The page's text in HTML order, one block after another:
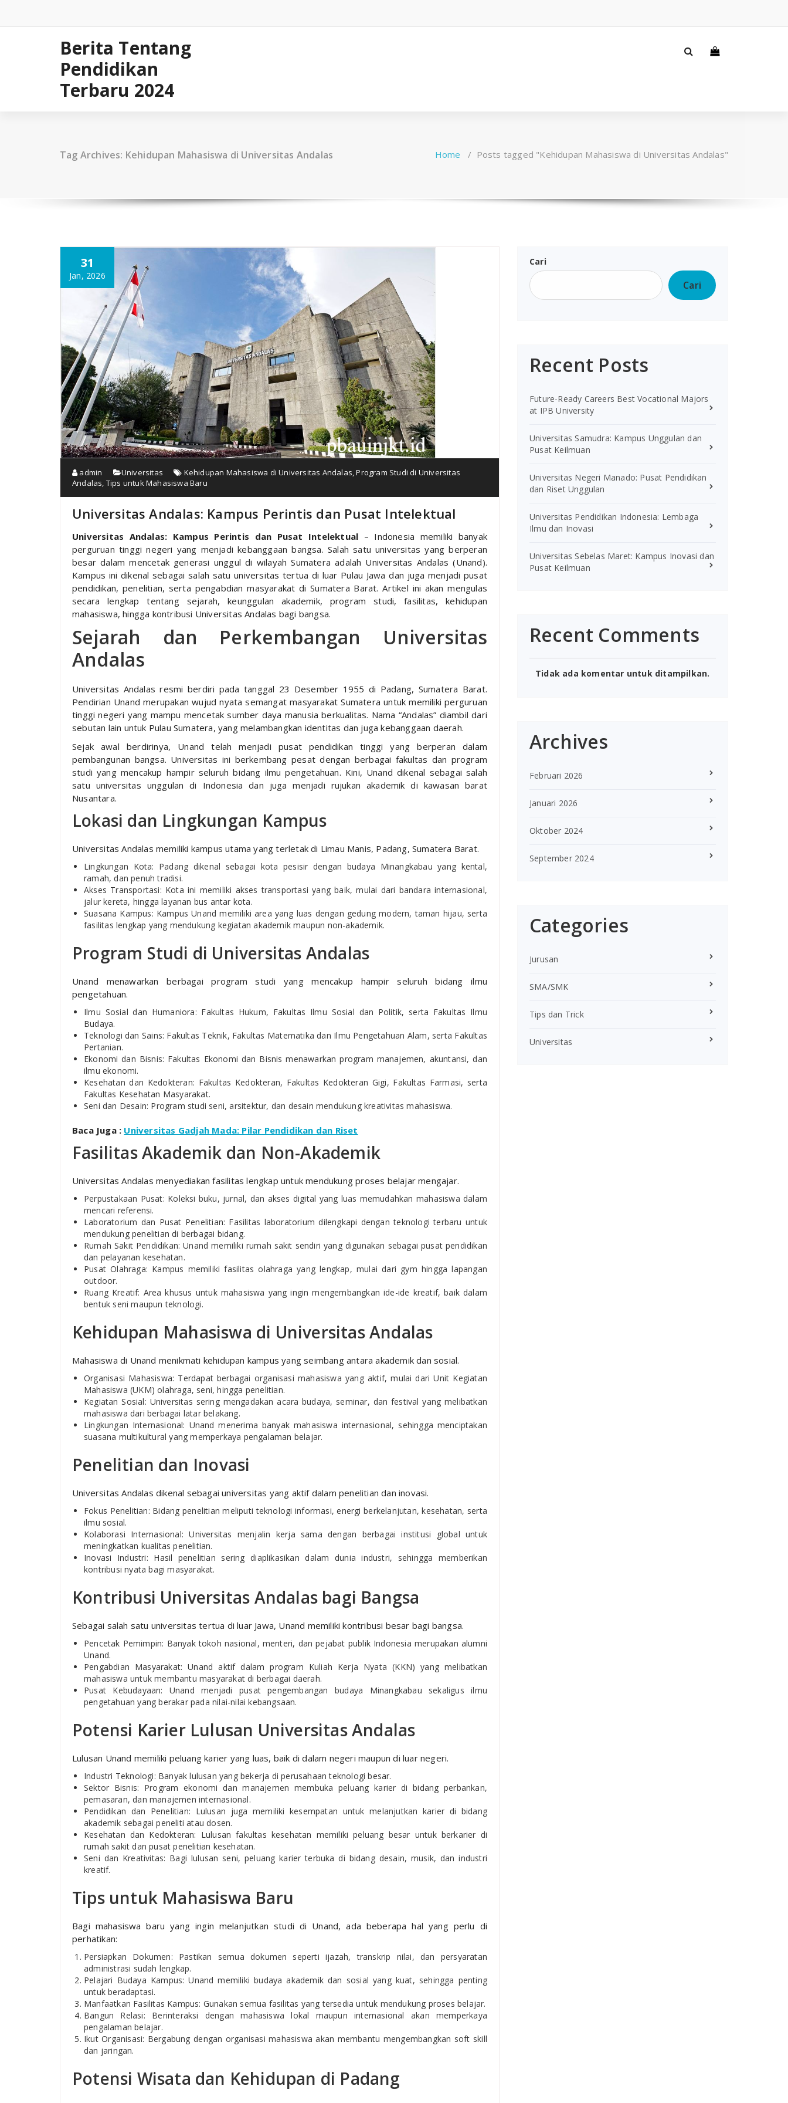
content
Berita Tentang
Pendidikan
Terbaru 2024
Tag Archives: Kehidupan Mahasiswa di Universitas Andalas Home / Posts tagged "Kehidupan Mahasiswa di Universitas Andalas"
31
Jan, 2026
admin Universitas Kehidupan Mahasiswa di Universitas Andalas,Program Studi di Universitas
Andalas, Tips untuk Mahasiswa Baru
Universitas Andalas: Kampus Perintis dan Pusat Intelektual
Universitas Andalas: Kampus Perintis dan Pusat Intelektual – Indonesia memiliki banyak
perguruan tinggi negeri yang menjadi kebanggaan bangsa. Salah satu universitas yang berperan
besar dalam mencetak generasi unggul di wilayah Sumatera adalah Universitas Andalas (Unand).
Kampus ini dikenal sebagai salah satu universitas tertua di luar Pulau Jawa dan juga menjadi pusat
pendidikan, penelitian, serta pengabdian masyarakat di Sumatera Barat. Artikel ini akan mengulas
secara lengkap tentang sejarah, keunggulan akademik, program studi, fasilitas, kehidupan
mahasiswa, hingga kontribusi Universitas Andalas bagi bangsa.
Sejarah dan Perkembangan Universitas
Andalas
Universitas Andalas resmi berdiri pada tanggal 23 Desember 1955 di Padang, Sumatera Barat.
Pendirian Unand merupakan wujud nyata semangat masyarakat Sumatera untuk memiliki perguruan
tinggi negeri yang mampu mencetak sumber daya manusia berkualitas. Nama “Andalas” diambil dari
sebutan lain untuk Pulau Sumatera, yang melambangkan identitas dan juga kebanggaan daerah.
Sejak awal berdirinya, Unand telah menjadi pusat pendidikan tinggi yang berperan dalam
pembangunan bangsa. Universitas ini berkembang pesat dengan berbagai fakultas dan program
studi yang mencakup hampir seluruh bidang ilmu pengetahuan. Kini, Unand dikenal sebagai salah
satu universitas unggulan di Indonesia dan juga menjadi rujukan akademik di kawasan barat
Nusantara.
Lokasi dan Lingkungan Kampus
Universitas Andalas memiliki kampus utama yang terletak di Limau Manis, Padang, Sumatera Barat.
Lingkungan Kota: Padang dikenal sebagai kota pesisir dengan budaya Minangkabau yang kental,
ramah, dan penuh tradisi.
Akses Transportasi: Kota ini memiliki akses transportasi yang baik, mulai dari bandara internasional,
jalur kereta, hingga layanan bus antar kota.
Suasana Kampus: Kampus Unand memiliki area yang luas dengan gedung modern, taman hijau, serta
fasilitas lengkap yang mendukung kegiatan akademik maupun non-akademik.
Program Studi di Universitas Andalas
Unand menawarkan berbagai program studi yang mencakup hampir seluruh bidang ilmu
pengetahuan.
Ilmu Sosial dan Humaniora: Fakultas Hukum, Fakultas Ilmu Sosial dan Politik, serta Fakultas Ilmu
Budaya.
Teknologi dan Sains: Fakultas Teknik, Fakultas Matematika dan Ilmu Pengetahuan Alam, serta Fakultas
Pertanian.
Ekonomi dan Bisnis: Fakultas Ekonomi dan Bisnis menawarkan program manajemen, akuntansi, dan
ilmu ekonomi.
Kesehatan dan Kedokteran: Fakultas Kedokteran, Fakultas Kedokteran Gigi, Fakultas Farmasi, serta
Fakultas Kesehatan Masyarakat.
Seni dan Desain: Program studi seni, arsitektur, dan desain mendukung kreativitas mahasiswa.
Baca Juga : Universitas Gadjah Mada: Pilar Pendidikan dan Riset
Fasilitas Akademik dan Non-Akademik
Universitas Andalas menyediakan fasilitas lengkap untuk mendukung proses belajar mengajar.
Perpustakaan Pusat: Koleksi buku, jurnal, dan akses digital yang luas memudahkan mahasiswa dalam
mencari referensi.
Laboratorium dan Pusat Penelitian: Fasilitas laboratorium dilengkapi dengan teknologi terbaru untuk
mendukung penelitian di berbagai bidang.
Rumah Sakit Pendidikan: Unand memiliki rumah sakit sendiri yang digunakan sebagai pusat pendidikan
dan pelayanan kesehatan.
Pusat Olahraga: Kampus memiliki fasilitas olahraga yang lengkap, mulai dari gym hingga lapangan
outdoor.
Ruang Kreatif: Area khusus untuk mahasiswa yang ingin mengembangkan ide-ide kreatif, baik dalam
bentuk seni maupun teknologi.
Kehidupan Mahasiswa di Universitas Andalas
Mahasiswa di Unand menikmati kehidupan kampus yang seimbang antara akademik dan sosial.
Organisasi Mahasiswa: Terdapat berbagai organisasi mahasiswa yang aktif, mulai dari Unit Kegiatan
Mahasiswa (UKM) olahraga, seni, hingga penelitian.
Kegiatan Sosial: Universitas sering mengadakan acara budaya, seminar, dan festival yang melibatkan
mahasiswa dari berbagai latar belakang.
Lingkungan Internasional: Unand menerima banyak mahasiswa internasional, sehingga menciptakan
suasana multikultural yang memperkaya pengalaman belajar.
Penelitian dan Inovasi
Universitas Andalas dikenal sebagai universitas yang aktif dalam penelitian dan inovasi.
Fokus Penelitian: Bidang penelitian meliputi teknologi informasi, energi berkelanjutan, kesehatan, serta
ilmu sosial.
Kolaborasi Internasional: Universitas menjalin kerja sama dengan berbagai institusi global untuk
meningkatkan kualitas penelitian.
Inovasi Industri: Hasil penelitian sering diaplikasikan dalam dunia industri, sehingga memberikan
kontribusi nyata bagi masyarakat.
Kontribusi Universitas Andalas bagi Bangsa
Sebagai salah satu universitas tertua di luar Jawa, Unand memiliki kontribusi besar bagi bangsa.
Pencetak Pemimpin: Banyak tokoh nasional, menteri, dan pejabat publik Indonesia merupakan alumni
Unand.
Pengabdian Masyarakat: Unand aktif dalam program Kuliah Kerja Nyata (KKN) yang melibatkan
mahasiswa untuk membantu masyarakat di berbagai daerah.
Pusat Kebudayaan: Unand menjadi pusat pengembangan budaya Minangkabau sekaligus ilmu
pengetahuan yang berakar pada nilai-nilai kebangsaan.
Potensi Karier Lulusan Universitas Andalas
Lulusan Unand memiliki peluang karier yang luas, baik di dalam negeri maupun di luar negeri.
Industri Teknologi: Banyak lulusan yang bekerja di perusahaan teknologi besar.
Sektor Bisnis: Program ekonomi dan manajemen membuka peluang karier di bidang perbankan,
pemasaran, dan manajemen internasional.
Pendidikan dan Penelitian: Lulusan juga memiliki kesempatan untuk melanjutkan karier di bidang
akademik sebagai peneliti atau dosen.
Kesehatan dan Kedokteran: Lulusan fakultas kesehatan memiliki peluang besar untuk berkarier di
rumah sakit dan pusat penelitian kesehatan.
Seni dan Kreativitas: Bagi lulusan seni, peluang karier terbuka di bidang desain, musik, dan industri
kreatif.
Tips untuk Mahasiswa Baru
Bagi mahasiswa baru yang ingin melanjutkan studi di Unand, ada beberapa hal yang perlu di
perhatikan:
Persiapkan Dokumen: Pastikan semua dokumen seperti ijazah, transkrip nilai, dan persyaratan
administrasi sudah lengkap.
Pelajari Budaya Kampus: Unand memiliki budaya akademik dan sosial yang kuat, sehingga penting
untuk beradaptasi.
Manfaatkan Fasilitas Kampus: Gunakan semua fasilitas yang tersedia untuk mendukung proses belajar.
Bangun Relasi: Berinteraksi dengan mahasiswa lokal maupun internasional akan memperkaya
pengalaman belajar.
Ikut Organisasi: Bergabung dengan organisasi mahasiswa akan membantu mengembangkan soft skill
dan jaringan.
Potensi Wisata dan Kehidupan di Padang
Cari
Cari
Recent Posts
Future-Ready Careers Best Vocational Majors
at IPB University
Universitas Samudra: Kampus Unggulan dan
Pusat Keilmuan
Universitas Negeri Manado: Pusat Pendidikan
dan Riset Unggulan
Universitas Pendidikan Indonesia: Lembaga
Ilmu dan Inovasi
Universitas Sebelas Maret: Kampus Inovasi dan
Pusat Keilmuan
Recent Comments
Tidak ada komentar untuk ditampilkan.
Archives
Februari 2026
Januari 2026
Oktober 2024
September 2024
Categories
Jurusan
SMA/SMK
Tips dan Trick
Universitas